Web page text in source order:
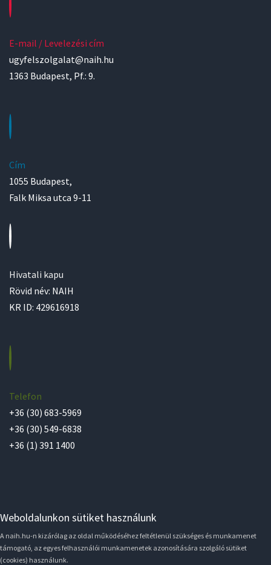
E-mail / Levelezési cím
ugyfelszolgalat@naih.hu
1363 Budapest, Pf.: 9.
Cím
1055 Budapest,
Falk Miksa utca 9-11
Hivatali kapu
Rövid név: NAIH
KR ID: 429616918
Telefon
+36 (30) 683-5969
+36 (30) 549-6838
+36 (1) 391 1400
Weboldalunkon sütiket használunk
A naih.hu-n kizárólag az oldal működéséhez feltétlenül szükséges és munkamenet
támogató, az egyes felhasználói munkamenetek azonosítására szolgáló sütiket
(cookies) használunk.